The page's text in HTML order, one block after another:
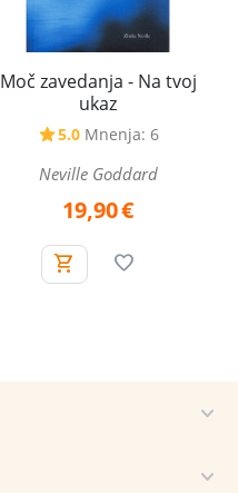
Moč zavedanja - Na tvoj
ukaz
5.0 Mnenja: 6
Neville Goddard
19,90€